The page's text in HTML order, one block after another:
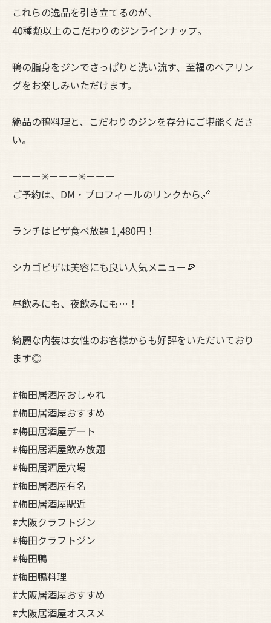
これらの逸品を引き立てるのが、
40種類以上のこだわりのジンラインナップ。
鴨の脂身をジンでさっぱりと洗い流す、至福のペアリン
グをお楽しみいただけます。
絶品の鴨料理と、こだわりのジンを存分にご堪能くださ
い。
ーーー✳︎ーーー✳︎ーーー
ご予約は、DM・プロフィールのリンクから🔗
ランチはピザ食べ放題 1,480円！
シカゴピザは美容にも良い人気メニュー🍕
昼飲みにも、夜飲みにも…！
綺麗な内装は女性のお客様からも好評をいただいており
ます◎
#梅田居酒屋おしゃれ
#梅田居酒屋おすすめ
#梅田居酒屋デート
#梅田居酒屋飲み放題
#梅田居酒屋穴場
#梅田居酒屋有名
#梅田居酒屋駅近
#大阪クラフトジン
#梅田クラフトジン
#梅田鴨
#梅田鴨料理
#大阪居酒屋おすすめ
#大阪居酒屋オススメ